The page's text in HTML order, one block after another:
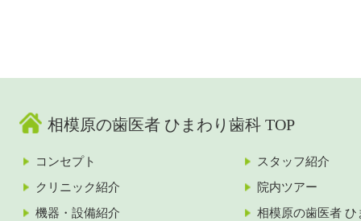
相模原の歯医者 ひまわり歯科 TOP
コンセプト
スタッフ紹介
クリニック紹介
院内ツアー
機器・設備紹介
相模原の歯医者 ひ